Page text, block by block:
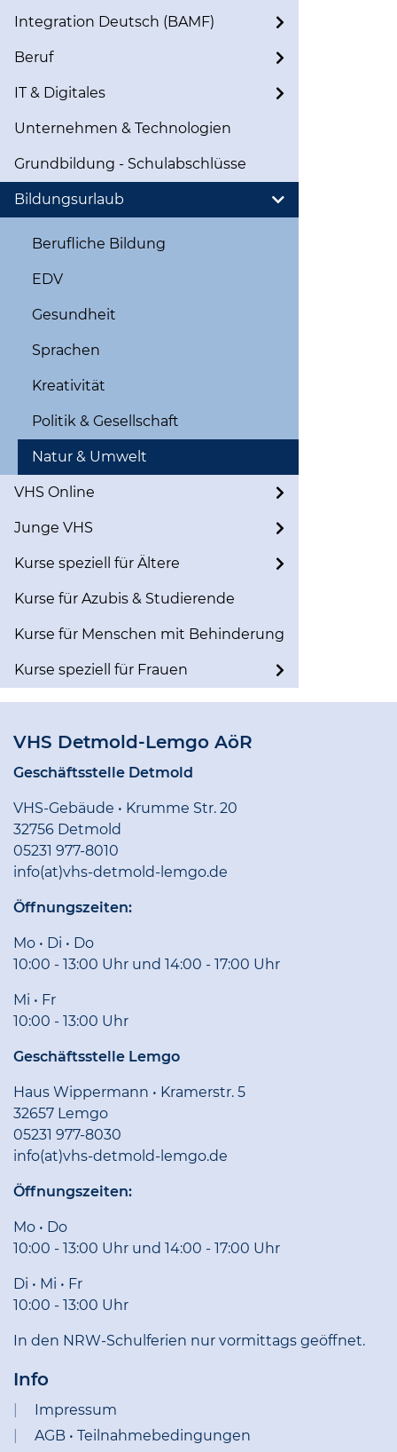
Integration Deutsch (BAMF)
Beruf
IT & Digitales
Unternehmen & Technologien
Grundbildung - Schulabschlüsse
Bildungsurlaub
Berufliche Bildung
EDV
Gesundheit
Sprachen
Kreativität
Politik & Gesellschaft
Natur & Umwelt
VHS Online
Junge VHS
Kurse speziell für Ältere
Kurse für Azubis & Studierende
Kurse für Menschen mit Behinderung
Kurse speziell für Frauen
VHS Detmold-Lemgo AöR
Geschäftsstelle Detmold
VHS-Gebäude • Krumme Str. 20
32756 Detmold
05231 977-8010
info(at)vhs-detmold-lemgo.de
Öffnungszeiten:
Mo • Di • Do
10:00 - 13:00 Uhr und 14:00 - 17:00 Uhr
Mi • Fr
10:00 - 13:00 Uhr
Geschäftsstelle Lemgo
Haus Wippermann • Kramerstr. 5
32657 Lemgo
05231 977-8030
info(at)vhs-detmold-lemgo.de
Öffnungszeiten:
Mo • Do
10:00 - 13:00 Uhr und 14:00 - 17:00 Uhr
Di • Mi • Fr
10:00 - 13:00 Uhr
In den NRW-Schulferien nur vormittags geöffnet.
Info
Impressum
AGB • Teilnahmebedingungen